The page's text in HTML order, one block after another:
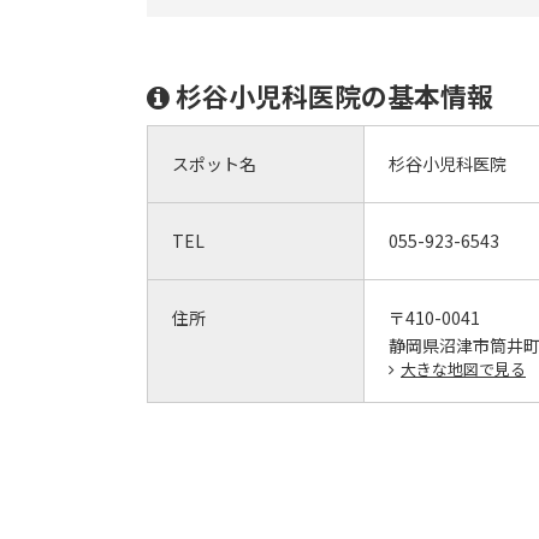
杉谷小児科医院の基本情報
スポット名 杉谷小児科医院
TEL 055-923-6543
住所
〒410-0041
静岡県沼津市筒井
大きな地図で見る